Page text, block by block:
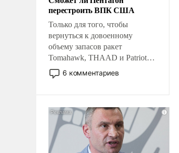
перестроить ВПК США
Только для того, чтобы
вернуться к довоенному
объему запасов ракет
Tomahawk, THAAD и Patriot
США потребуется более трех
лет. Даже небольшая война с
Сложившаяся ситуация
означает многолетний период
уязвимости США, например,
перед Китаем.
6 комментариев